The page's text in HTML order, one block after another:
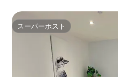
スーパーホスト
スーパーホスト